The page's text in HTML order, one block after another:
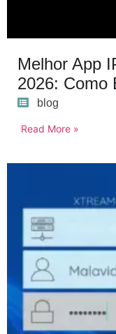
Melhor App
2026: Como
blog
Read More »